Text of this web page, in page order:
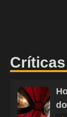
Críticas